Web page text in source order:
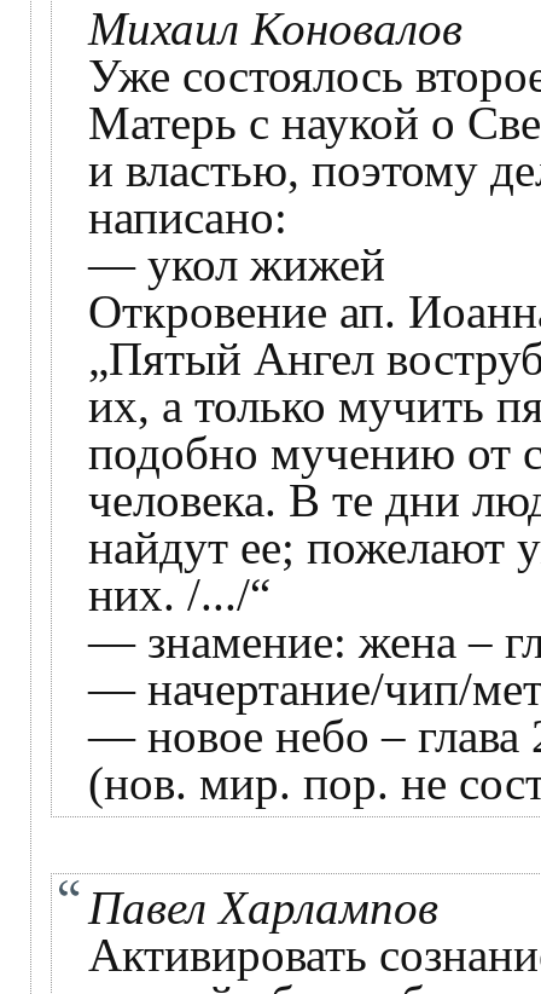
Михаил Коновалов
Уже состоялось
Матерь с наукой о
и властью, поэтому
написано:
— укол жижей
Откровение ап.
„Пятый Ангел
их, а только мучить
подобно мучению от
человека. В те дни
найдут ее; пожелают
них. /.../“
— знамение: жена –
— начертание/чип/
— новое небо – глава
(нов. мир. пор. не
Павел Харлампов
Активировать